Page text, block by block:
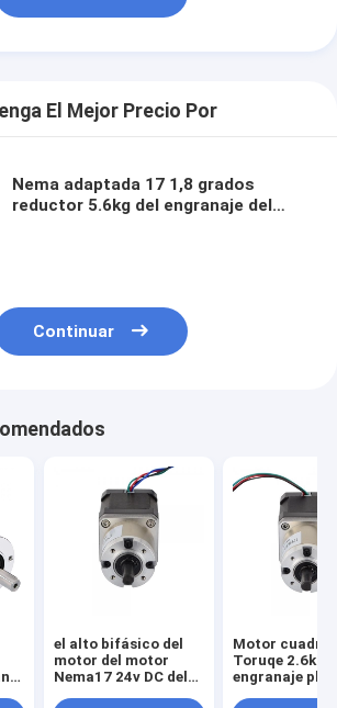
El Mejor Precio Por
Nema adaptada 17 1,8 grados
reductor 5.6kg del engranaje del
Continuar
el alto bifásico del
motor del motor
Nema17 24v DC del
Motor
Toruqe 2.6kg
engranaje